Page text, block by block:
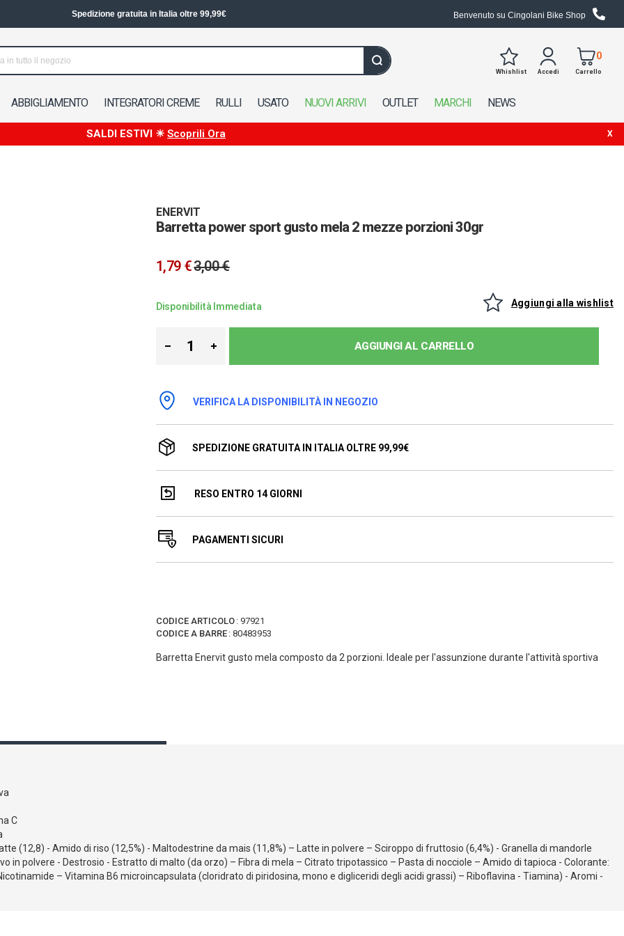
Spedizione in 24/48h in Italia Benvenuto su Cingolani Bike Shop
Accedi
Whishlist
0
Carrello
ABBIGLIAMENTO INTEGRATORI CREME RULLI USATO NUOVI ARRIVI OUTLET MARCHI NEWS
SALDI ESTIVI ☀ Scoprili Ora
ENERVIT
Barretta power sport gusto mela 2 mezze porzioni 30gr
1,79 €3,00 €
Disponibilità Immediata Aggiungi alla wishlist
AGGIUNGI AL CARRELLO
VERIFICA LA DISPONIBILITÀ IN NEGOZIO
SPEDIZIONE GRATUITA IN ITALIA OLTRE 99,99€
RESO ENTRO 14 GIORNI
PAGAMENTI SICURI
CODICE ARTICOLO : 97921
CODICE A BARRE : 80483953
Barretta Enervit gusto mela composto da 2 porzioni. Ideale per l'assunzione durante l'attività sportiva
C
(12,8) - Amido di riso (12,5%) - Maltodestrine da mais (11,8%) – Latte in polvere – Sciroppo di fruttosio (6,4%) - Granella di mandorle
in polvere - Destrosio - Estratto di malto (da orzo) – Fibra di mela – Citrato tripotassico – Pasta di nocciole – Amido di tapioca - Colorante:
– Vitamina B6 microincapsulata (cloridrato di piridosina, mono e digliceridi degli acidi grassi) – Riboflavina - Tiamina) - Aromi -